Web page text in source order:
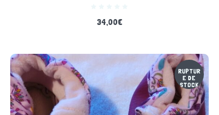
34,00€
RUPTUR
E DE
STOCK